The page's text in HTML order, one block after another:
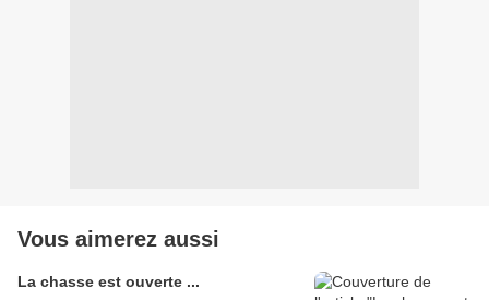
Vous aimerez aussi
La chasse est ouverte ...